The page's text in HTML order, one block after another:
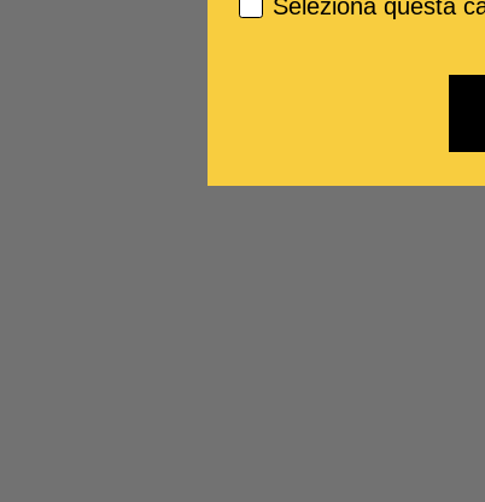
Seleziona questa